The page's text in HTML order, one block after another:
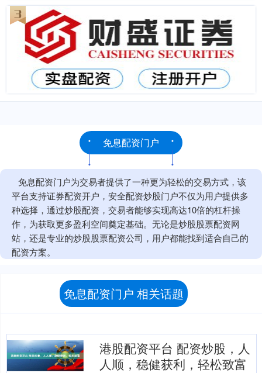
免息配资门户
免息配资门户为交易者提供了一种更为轻松的交易方式，该
平台支持证券配资开户，安全配资炒股门户不仅为用户提供多
种选择，通过炒股配资，交易者能够实现高达10倍的杠杆操
作，为获取更多盈利空间奠定基础。无论是炒股股票配资网
站，还是专业的炒股股票配资公司，用户都能找到适合自己的
配资方案。
免息配资门户 相关话题
港股配资平台 配资炒股，人
人顺，稳健获利，轻松致富